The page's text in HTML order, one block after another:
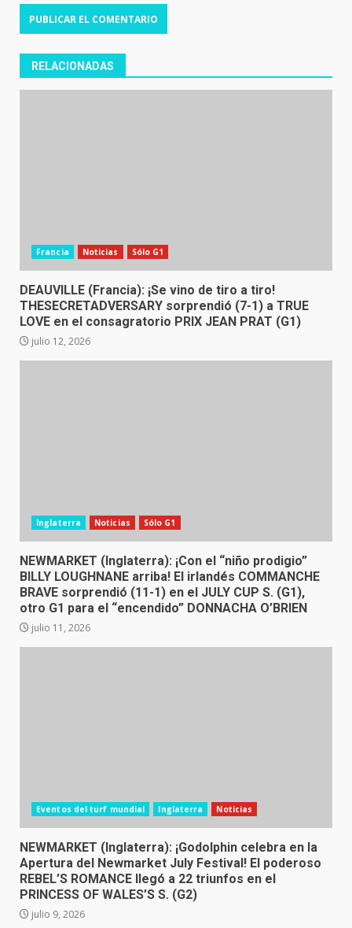
RELACIONADAS
Francia Noticias Sólo G1
DEAUVILLE (Francia): ¡Se vino de tiro a tiro!
THESECRETADVERSARY sorprendió (7-1) a TRUE
LOVE en el consagratorio PRIX JEAN PRAT (G1)
julio 12, 2026
Inglaterra Noticias Sólo G1
NEWMARKET (Inglaterra): ¡Con el “niño prodigio”
BILLY LOUGHNANE arriba! El irlandés COMMANCHE
BRAVE sorprendió (11-1) en el JULY CUP S. (G1),
otro G1 para el “encendido” DONNACHA O’BRIEN
julio 11, 2026
Eventos del turf mundial Inglaterra Noticias
NEWMARKET (Inglaterra): ¡Godolphin celebra en la
Apertura del Newmarket July Festival! El poderoso
REBEL’S ROMANCE llegó a 22 triunfos en el
PRINCESS OF WALES’S S. (G2)
julio 9, 2026